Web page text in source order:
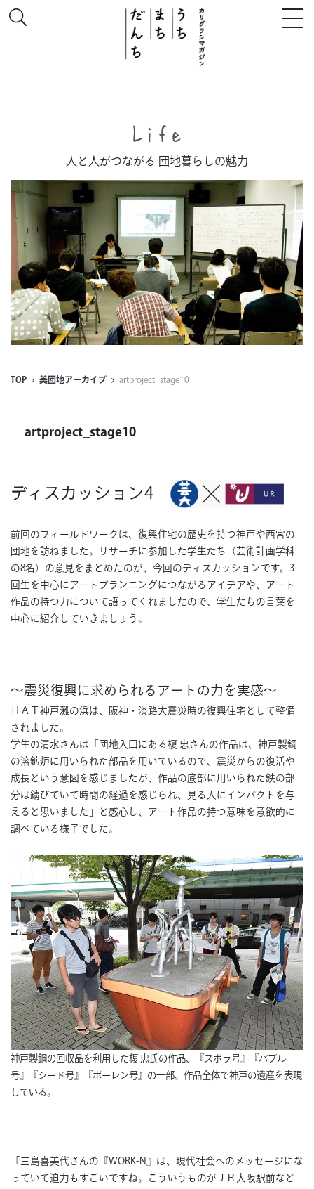
このサイトについて
# うち
# まち
# だんち
ちず
特集
連載
人と人がつながる 団地暮らしの魅力
TOP 美団地アーカイブ artproject_stage10
artproject_stage10
ディスカッション4
前回のフィールドワークは、復興住宅の歴史を持つ神戸や西宮の
団地を訪ねました。リサーチに参加した学生たち（芸術計画学科
の8名）の意見をまとめたのが、今回のディスカッションです。3
回生を中心にアートプランニングにつながるアイデアや、アート
作品の持つ力について語ってくれましたので、学生たちの言葉を
中心に紹介していきましょう。
〜震災復興に求められるアートの力を実感〜
ＨＡＴ神戸灘の浜は、阪神・淡路大震災時の復興住宅として整備
されました。
学生の清水さんは「団地入口にある榎 忠さんの作品は、神戸製鋼
の溶鉱炉に用いられた部品を用いているので、震災からの復活や
成長という意図を感じましたが、作品の底部に用いられた鉄の部
分は錆びていて時間の経過を感じられ、見る人にインパクトを与
えると思いました」と感心し、アート作品の持つ意味を意欲的に
調べている様子でした。
神戸製鋼の回収品を利用した榎 忠氏の作品、『スボラ号』『バブル
号』『シード号』『ポーレン号』の一部。作品全体で神戸の遺産を表現
している。
「三島喜美代さんの『WORK-N』は、現代社会へのメッセージにな
っていて迫力もすごいですね。こういうものがＪＲ大阪駅前など